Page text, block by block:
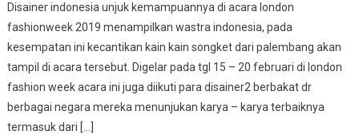
Disainer indonesia unjuk kemampuannya di acara london
fashionweek 2019 menampilkan wastra indonesia, pada
kesempatan ini kecantikan kain kain songket dari palembang akan
tampil di acara tersebut. Digelar pada tgl 15 – 20 februari di london
fashion week acara ini juga diikuti para disainer2 berbakat dr
berbagai negara mereka menunjukan karya – karya terbaiknya
termasuk dari […]